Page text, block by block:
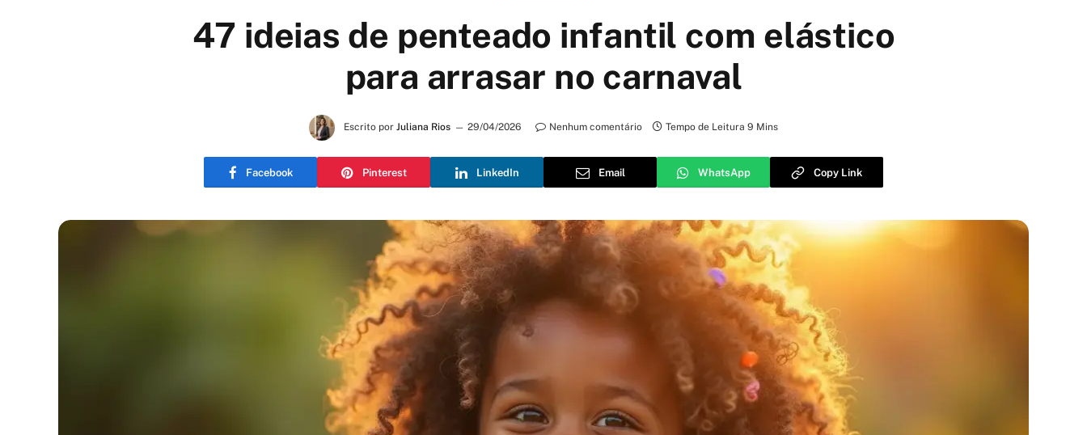
47 ideias de penteado infantil com elástico
para arrasar no carnaval
Escrito por Juliana Rios 29/04/2026 Nenhum comentário Tempo de Leitura 9 Mins
Facebook Pinterest LinkedIn Email WhatsApp Copy Link